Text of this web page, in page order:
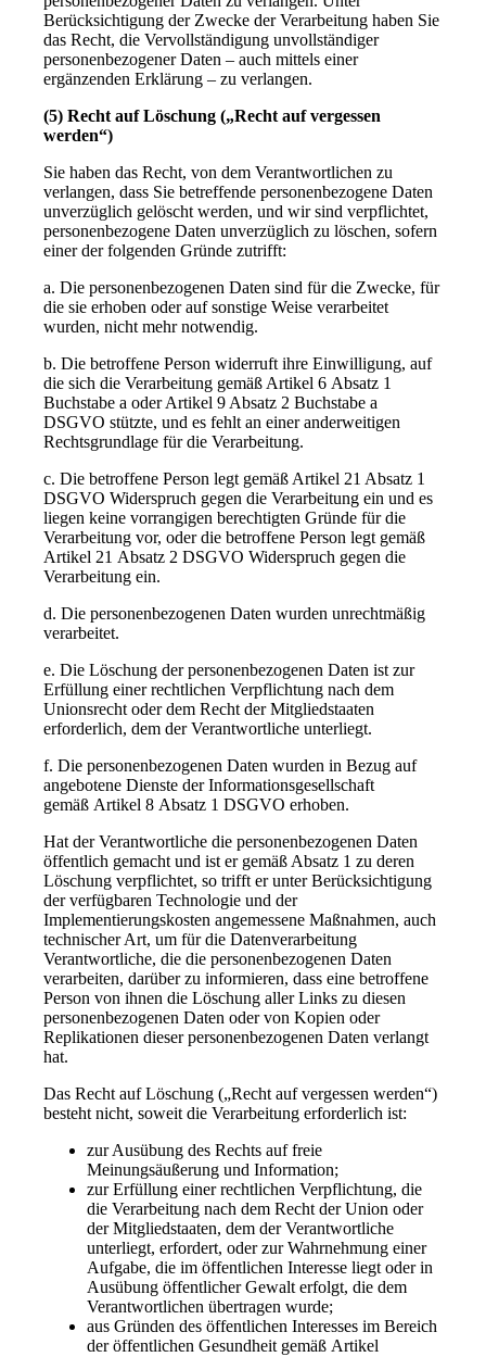
Berücksichtigung der Zwecke der Verarbeitung haben Sie
das Recht, die Vervollständigung unvollständiger
personenbezogener Daten – auch mittels einer
ergänzenden Erklärung – zu verlangen.
(5) Recht auf Löschung („Recht auf vergessen
werden“)
Sie haben das Recht, von dem Verantwortlichen zu
verlangen, dass Sie betreffende personenbezogene Daten
unverzüglich gelöscht werden, und wir sind verpflichtet,
personenbezogene Daten unverzüglich zu löschen, sofern
einer der folgenden Gründe zutrifft:
a. Die personenbezogenen Daten sind für die Zwecke, für
die sie erhoben oder auf sonstige Weise verarbeitet
wurden, nicht mehr notwendig.
b. Die betroffene Person widerruft ihre Einwilligung, auf
die sich die Verarbeitung gemäß Artikel 6 Absatz 1
Buchstabe a oder Artikel 9 Absatz 2 Buchstabe a
DSGVO stützte, und es fehlt an einer anderweitigen
Rechtsgrundlage für die Verarbeitung.
c. Die betroffene Person legt gemäß Artikel 21 Absatz 1
DSGVO Widerspruch gegen die Verarbeitung ein und es
liegen keine vorrangigen berechtigten Gründe für die
Verarbeitung vor, oder die betroffene Person legt gemäß
Artikel 21 Absatz 2 DSGVO Widerspruch gegen die
Verarbeitung ein.
d. Die personenbezogenen Daten wurden unrechtmäßig
verarbeitet.
e. Die Löschung der personenbezogenen Daten ist zur
Erfüllung einer rechtlichen Verpflichtung nach dem
Unionsrecht oder dem Recht der Mitgliedstaaten
erforderlich, dem der Verantwortliche unterliegt.
f. Die personenbezogenen Daten wurden in Bezug auf
angebotene Dienste der Informationsgesellschaft
gemäß Artikel 8 Absatz 1 DSGVO erhoben.
Hat der Verantwortliche die personenbezogenen Daten
öffentlich gemacht und ist er gemäß Absatz 1 zu deren
Löschung verpflichtet, so trifft er unter Berücksichtigung
der verfügbaren Technologie und der
Implementierungskosten angemessene Maßnahmen, auch
technischer Art, um für die Datenverarbeitung
Verantwortliche, die die personenbezogenen Daten
verarbeiten, darüber zu informieren, dass eine betroffene
Person von ihnen die Löschung aller Links zu diesen
personenbezogenen Daten oder von Kopien oder
Replikationen dieser personenbezogenen Daten verlangt
hat.
Das Recht auf Löschung („Recht auf vergessen werden“)
besteht nicht, soweit die Verarbeitung erforderlich ist:
zur Ausübung des Rechts auf freie
Meinungsäußerung und Information;
zur Erfüllung einer rechtlichen Verpflichtung, die
die Verarbeitung nach dem Recht der Union oder
der Mitgliedstaaten, dem der Verantwortliche
unterliegt, erfordert, oder zur Wahrnehmung einer
Aufgabe, die im öffentlichen Interesse liegt oder in
Ausübung öffentlicher Gewalt erfolgt, die dem
Verantwortlichen übertragen wurde;
aus Gründen des öffentlichen Interesses im Bereich
der öffentlichen Gesundheit gemäß Artikel